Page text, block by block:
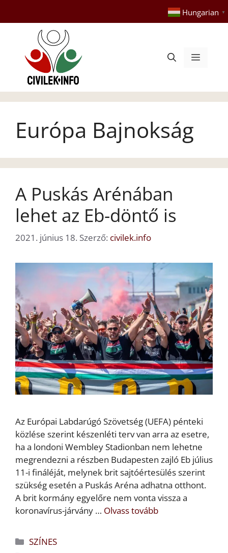
tartalomba
Hungarian ▼
Menü
Európa Bajnokság
A Puskás Arénában
lehet az Eb-döntő is
2021. június 18. Szerző: civilek.info
Az Európai Labdarúgó Szövetség (UEFA) pénteki
közlése szerint készenléti terv van arra az esetre,
ha a londoni Wembley Stadionban nem lehetne
megrendezni a részben Budapesten zajló Eb július
11-i fináléját, melynek brit sajtóértesülés szerint
szükség esetén a Puskás Aréna adhatna otthont.
A brit kormány egyelőre nem vonta vissza a
koronavírus-járvány … Olvass tovább
Kategória
SZÍNES